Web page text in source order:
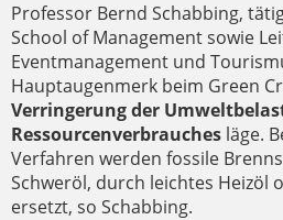
Professor Bernd Schabbing,
School of Management sowie
Eventmanagement und
Hauptaugenmerk beim Green
Verringerung der
Ressourcenverbrauches läge.
Verfahren werden fossile
Schweröl, durch leichtes Heizöl
ersetzt, so Schabbing.